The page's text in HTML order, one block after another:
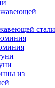
стали
из